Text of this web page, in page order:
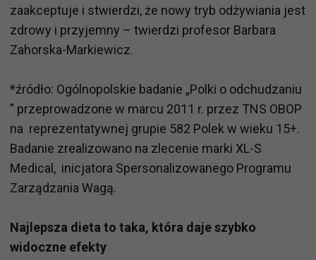
zaakceptuje i stwierdzi, że nowy tryb odżywiania jest
zdrowy i przyjemny – twierdzi profesor Barbara
Zahorska-Markiewicz.
*źródło: Ogólnopolskie badanie „Polki o odchudzaniu
” przeprowadzone w marcu 2011 r. przez TNS OBOP
na reprezentatywnej grupie 582 Polek w wieku 15+.
Badanie zrealizowano na zlecenie marki XL-S
Medical, inicjatora Spersonalizowanego Programu
Zarządzania Wagą.
Najlepsza dieta to taka, która daje szybko
widoczne efekty